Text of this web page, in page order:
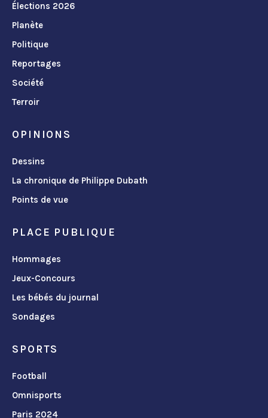
Élections 2026
Planète
Politique
Reportages
Société
Terroir
OPINIONS
Dessins
La chronique de Philippe Dubath
Points de vue
PLACE PUBLIQUE
Hommages
Jeux-Concours
Les bébés du journal
Sondages
SPORTS
Football
Omnisports
Paris 2024